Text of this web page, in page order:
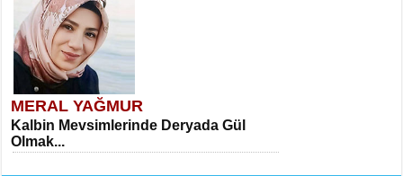
MERAL YAĞMUR
Kalbin Mevsimlerinde Deryada Gül
Olmak...